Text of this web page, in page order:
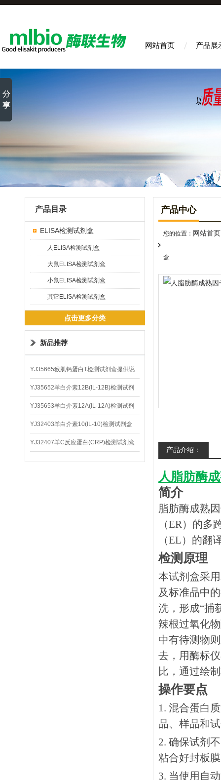
网站首页 产品展
产品目录
ELISA检测试剂盒
人ELISA检测试剂盒
大鼠ELISA检测试剂盒
小鼠ELISA检测试剂盒
其它ELISA检测试剂盒
点击更多分类
新品推荐
YJ35665猴肌钙蛋白T检测试剂盒提供说
明书
YJ35652羊白介素12B(IL-12B)检测试剂
盒
YJ35653羊白介素12A(IL-12A)检测试剂
盒
YJ32403羊白介素10(IL-10)检测试剂盒
YJ32407羊C反应蛋白(CRP)检测试剂盒
产品中心
您的位置： 网站首页
盒
产品介绍：
人脂肪酶
简介
脂肪酶成熟
（ER）的
（EL）的翻
检测原理
本试剂盒采
及标准品中
洗，形成“捕
辣根过氧化
中有待测物
去，用酶标
比，通过绘
操作要点
1. 混合蛋白
品、样品和
2. 确保试剂
粘合好封板
3. 当使用自